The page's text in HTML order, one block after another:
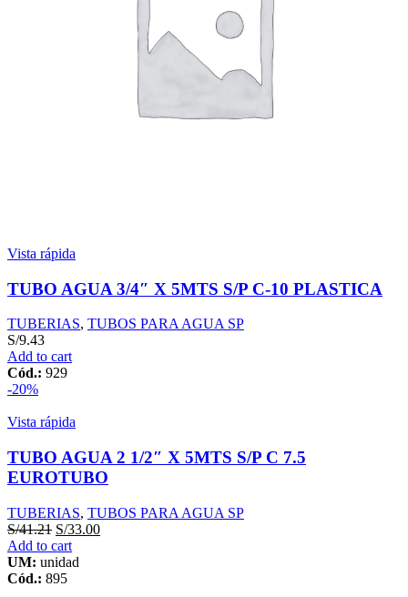
Vista rápida
TUBO AGUA 3/4″ X 5MTS S/P C-10 PLASTICA
TUBERIAS, TUBOS PARA AGUA SP
S/9.43
Add to cart
Cód.: 929
-20%
Vista rápida
TUBO AGUA 2 1/2″ X 5MTS S/P C 7.5
EUROTUBO
TUBERIAS, TUBOS PARA AGUA SP
S/41.21 S/33.00
Add to cart
UM: unidad
Cód.: 895